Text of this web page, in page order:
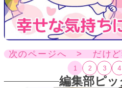
次のページへ > だけど
1 2 3 4
編集部ピ